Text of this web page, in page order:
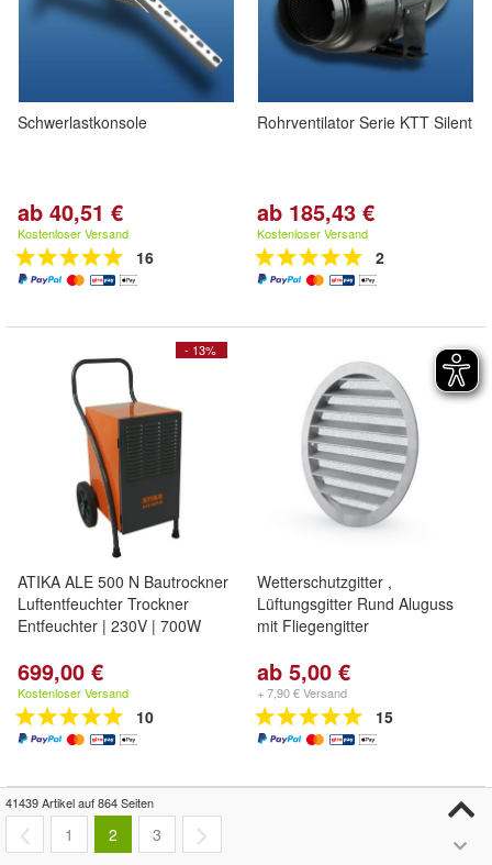
Schwerlastkonsole
ab 40,51 €
Kostenloser Versand
16
Rohrventilator Serie KTT Silent
ab 185,43 €
Kostenloser Versand
2
- 13%
ATIKA ALE 500 N Bautrockner
Luftentfeuchter Trockner
Entfeuchter | 230V | 700W
699,00 €
Kostenloser Versand
10
Wetterschutzgitter ,
Lüftungsgitter Rund Aluguss
mit Fliegengitter
ab 5,00 €
+ 7,90 € Versand
15
41439 Artikel auf 864 Seiten
1 2 3